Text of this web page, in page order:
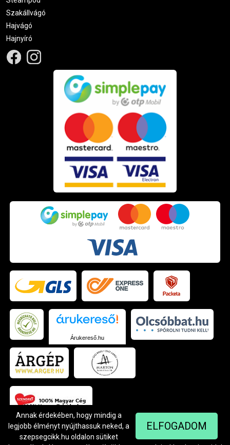
Szakállvágó
Hajvágó
Hajnyíró
Árukereső.hu
© Szendrei Kft - 1042 Budapest, Árpád út 94.
ELFOGADOM
Annak érdekében, hogy mindig a
legjobb élményt nyújthassuk neked, a
szepsegcikk.hu oldalon sütiket